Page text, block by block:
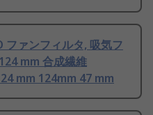
ファンフィルタ, 吸気フ
mm 合成繊維
mm 124mm 47 mm